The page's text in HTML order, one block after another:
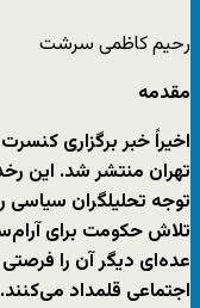
رحیم کاظمی سرشت
مقدمه
اخیراً خبر برگزاری کنسرت
تهران منتشر شد. این
توجه تحلیلگران سیاسی
تلاش حکومت برای
عده‌ای دیگر آن را
اجتماعی قلمداد می‌کنند.